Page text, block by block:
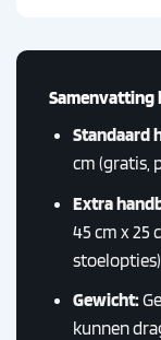
Samenvatting
Standaard
cm (gratis,
Extra
45 cm x 25
stoelopties)
Gewicht:
kunnen